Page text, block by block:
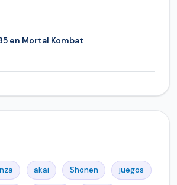
en Mortal Kombat
akai Shonen juegos